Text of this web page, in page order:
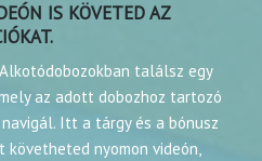
IS KÖVETED AZ
Alkotódobozokban találsz egy
az adott dobozhoz tartozó
Itt a tárgy és a bónusz
követheted nyomon videón,